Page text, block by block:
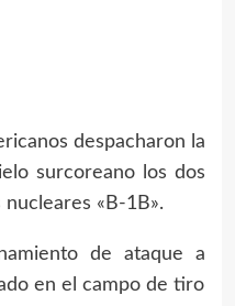
despacharon la
surcoreano los dos
«B-1B».
de ataque a
en el campo de tiro